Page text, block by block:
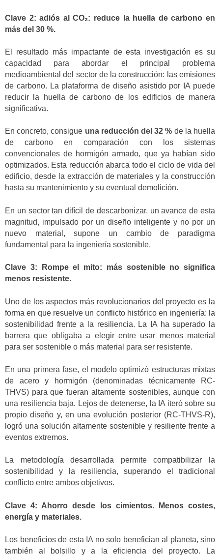
Clave 2: adiós al CO₂: reduce la huella de carbono en
más del 30 %.
El resultado más impactante de esta investigación es su
capacidad para abordar el principal problema
medioambiental del sector de la construcción: las emisiones
de carbono. La plataforma de diseño asistido por IA puede
reducir la huella de carbono de los edificios de manera
significativa.
En concreto, consigue una reducción del 32 % de la huella
de carbono en comparación con los sistemas
convencionales de hormigón armado, que ya habían sido
optimizados. Esta reducción abarca todo el ciclo de vida del
edificio, desde la extracción de materiales y la construcción
hasta su mantenimiento y su eventual demolición.
En un sector tan difícil de descarbonizar, un avance de esta
magnitud, impulsado por un diseño inteligente y no por un
nuevo material, supone un cambio de paradigma
fundamental para la ingeniería sostenible.
Clave 3: Rompe el mito: más sostenible no significa
menos resistente.
Uno de los aspectos más revolucionarios del proyecto es la
forma en que resuelve un conflicto histórico en ingeniería: la
sostenibilidad frente a la resiliencia. La IA ha superado la
barrera que obligaba a elegir entre usar menos material
para ser sostenible o más material para ser resistente.
En una primera fase, el modelo optimizó estructuras mixtas
de acero y hormigón (denominadas técnicamente RC-
THVS) para que fueran altamente sostenibles, aunque con
una resiliencia baja. Lejos de detenerse, la IA iteró sobre su
propio diseño y, en una evolución posterior (RC-THVS-R),
logró una solución altamente sostenible y resiliente frente a
eventos extremos.
La metodología desarrollada permite compatibilizar la
sostenibilidad y la resiliencia, superando el tradicional
conflicto entre ambos objetivos.
Clave 4: Ahorro desde los cimientos. Menos costes,
energía y materiales.
Los beneficios de esta IA no solo benefician al planeta, sino
también al bolsillo y a la eficiencia del proyecto. La